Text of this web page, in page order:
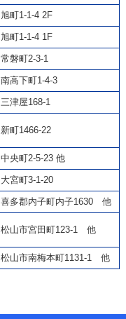
旭町1-1-4 2F
旭町1-1-4 1F
常磐町2-3-1
南高下町1-4-3
三津屋168-1
新町1466-22
中央町2-5-23 他
大宮町3-1-20
喜多郡内子町内子1630 他
松山市宮田町123-1 他
松山市南梅本町1131-1 他